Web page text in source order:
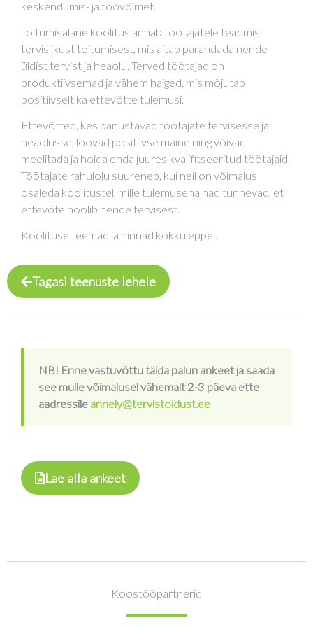
keskendumis- ja töövõimet.
Toitumisalane koolitus annab töötajatele teadmisi
tervislikust toitumisest, mis aitab parandada nende
üldist tervist ja heaolu. Terved töötajad on
produktiivsemad ja vähem haiged, mis mõjutab
positiivselt ka ettevõtte tulemusi.
Ettevõtted, kes panustavad töötajate tervisesse ja
heaolusse, loovad positiivse maine ning võivad
meelitada ja hoida enda juures kvalifitseeritud töötajaid.
Töötajate rahulolu suureneb, kui neil on võimalus
osaleda koolitustel, mille tulemusena nad tunnevad, et
ettevõte hoolib nende tervisest.
Koolituse teemad ja hinnad kokkuleppel.
Tagasi teenuste lehele
NB! Enne vastuvõttu täida palun ankeet ja saada
see mulle võimalusel vähemalt 2-3 päeva ette
aadressile annely@tervistoidust.ee
Lae alla ankeet
Koostööpartnerid